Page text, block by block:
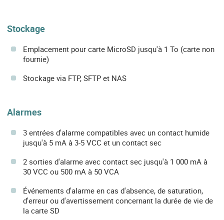
Stockage
Emplacement pour carte MicroSD jusqu'à 1 To (carte non
fournie)
Stockage via FTP, SFTP et NAS
Alarmes
3 entrées d'alarme compatibles avec un contact humide
jusqu'à 5 mA à 3-5 VCC et un contact sec
2 sorties d'alarme avec contact sec jusqu'à 1 000 mA à
30 VCC ou 500 mA à 50 VCA
Événements d'alarme en cas d'absence, de saturation,
d'erreur ou d'avertissement concernant la durée de vie de
la carte SD